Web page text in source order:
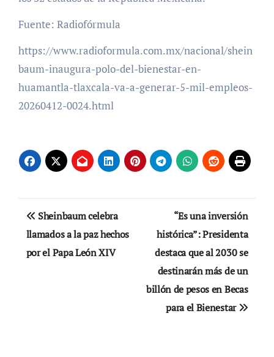
Fuente: Radiofórmula
https://www.radioformula.com.mx/nacional/shein
baum-inaugura-polo-del-bienestar-en-
huamantla-tlaxcala-va-a-generar-5-mil-empleos-
20260412-0024.html
Navegación
de
entradas
Sheinbaum celebra
llamados a la paz hechos
por el Papa León XIV
“Es una inversión
histórica”: Presidenta
destaca que al 2030 se
destinarán más de un
billón de pesos en Becas
para el Bienestar